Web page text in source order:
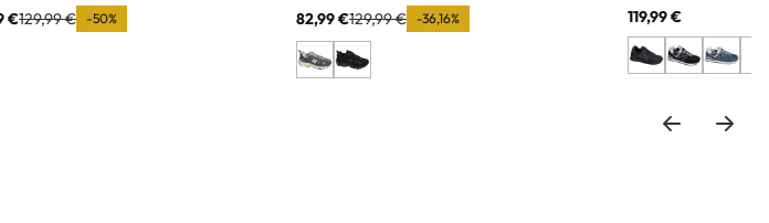
€129,99 € -50%
82,99 €129,99 € -36,16%
119,99 €